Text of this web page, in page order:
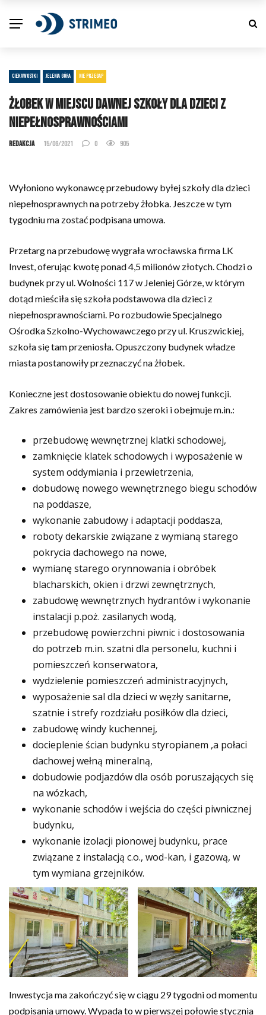
CIEKAWOSTKI JELENIA GÓRA NIE PRZEGAP
Żłobek w miejscu dawnej szkoły dla dzieci z
niepełnosprawnościami
Redakcja 15/06/2021 0 905
Wyłoniono wykonawcę przebudowy byłej szkoły dla dzieci
niepełnosprawnych na potrzeby żłobka. Jeszcze w tym
tygodniu ma zostać podpisana umowa.
Przetarg na przebudowę wygrała wrocławska firma LK
Invest, oferując kwotę ponad 4,5 milionów złotych. Chodzi o
budynek przy ul. Wolności 117 w Jeleniej Górze, w którym
dotąd mieściła się szkoła podstawowa dla dzieci z
niepełnosprawnościami. Po rozbudowie Specjalnego
Ośrodka Szkolno-Wychowawczego przy ul. Kruszwickiej,
szkoła się tam przeniosła. Opuszczony budynek władze
miasta postanowiły przeznaczyć na żłobek.
Konieczne jest dostosowanie obiektu do nowej funkcji.
Zakres zamówienia jest bardzo szeroki i obejmuje m.in.:
przebudowę wewnętrznej klatki schodowej,
zamknięcie klatek schodowych i wyposażenie w
system oddymiania i przewietrzenia,
dobudowę nowego wewnętrznego biegu schodów
na poddasze,
wykonanie zabudowy i adaptacji poddasza,
roboty dekarskie związane z wymianą starego
pokrycia dachowego na nowe,
wymianę starego orynnowania i obróbek
blacharskich, okien i drzwi zewnętrznych,
zabudowę wewnętrznych hydrantów i wykonanie
instalacji p.poż. zasilanych wodą,
przebudowę powierzchni piwnic i dostosowania
do potrzeb m.in. szatni dla personelu, kuchni i
pomieszczeń konserwatora,
wydzielenie pomieszczeń administracyjnych,
wyposażenie sal dla dzieci w węzły sanitarne,
szatnie i strefy rozdziału posiłków dla dzieci,
zabudowę windy kuchennej,
docieplenie ścian budynku styropianem ,a połaci
dachowej wełną mineralną,
dobudowie podjazdów dla osób poruszających się
na wózkach,
wykonanie schodów i wejścia do części piwnicznej
budynku,
wykonanie izolacji pionowej budynku, prace
związane z instalacją c.o., wod-kan, i gazową, w
tym wymiana grzejników.
Inwestycja ma zakończyć się w ciągu 29 tygodni od momentu
podpisania umowy. Wypada to w pierwszej połowie stycznia